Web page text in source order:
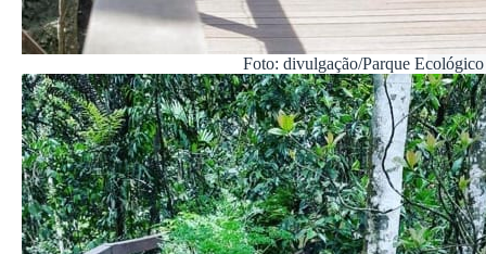
Foto: divulgação/Parque